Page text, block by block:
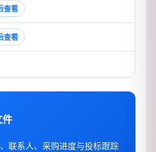
查看
查看
件
联系人、采购进度与投标跟踪